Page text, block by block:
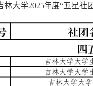
大学2025年度“五星社